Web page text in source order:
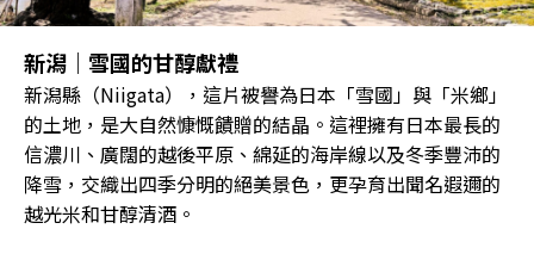
新潟｜雪國的甘醇獻禮
新潟縣（Niigata），這片被譽為日本「雪國」與「米鄉」
的土地，是大自然慷慨饋贈的結晶。這裡擁有日本最長的
信濃川、廣闊的越後平原、綿延的海岸線以及冬季豐沛的
降雪，交織出四季分明的絕美景色，更孕育出聞名遐邇的
越光米和甘醇清酒。